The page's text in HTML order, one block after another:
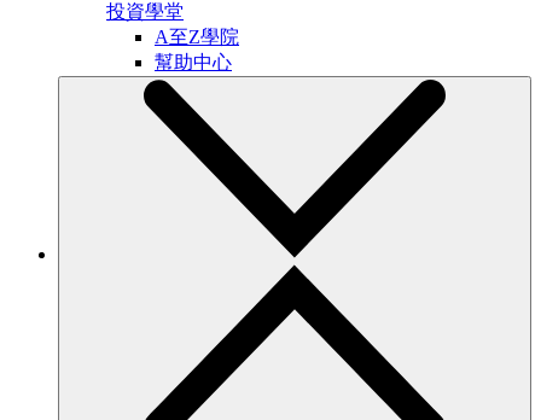
投資學堂
A至Z學院
幫助中心